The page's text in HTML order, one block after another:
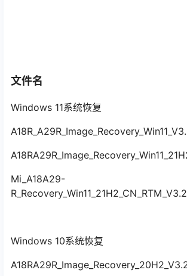
文件名
Windows 11系统恢复
Mi_A18A29-
Windows 10系统恢复